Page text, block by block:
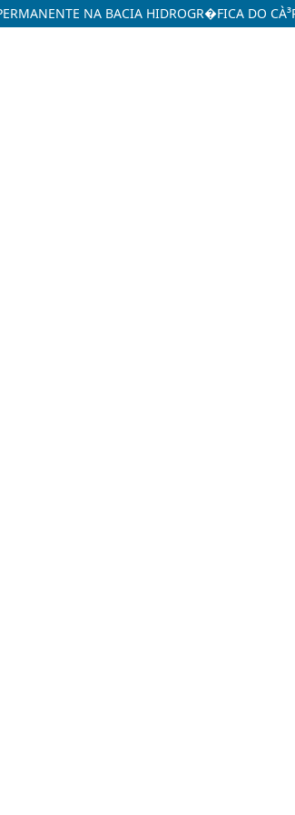
NA BACIA HIDROGR�FICA DO